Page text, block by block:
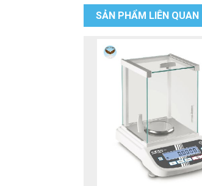
SẢN PHẨM LIÊN QUAN